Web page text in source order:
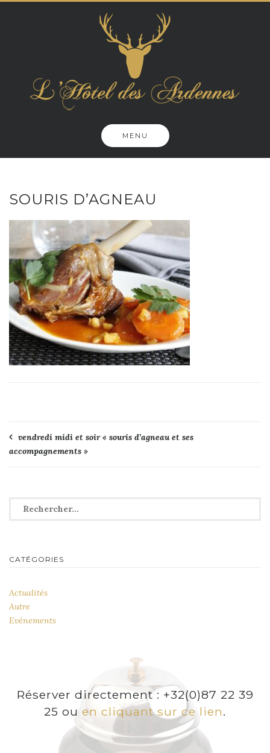
MENU
SOURIS D’AGNEAU
Navigation
de
vendredi midi et soir « souris d’agneau et ses
accompagnements »
Rechercher :
CATÉGORIES
Actualités
Autre
Evénements
Réserver directement : +32(0)87 22 39
25 ou en cliquant sur ce lien.